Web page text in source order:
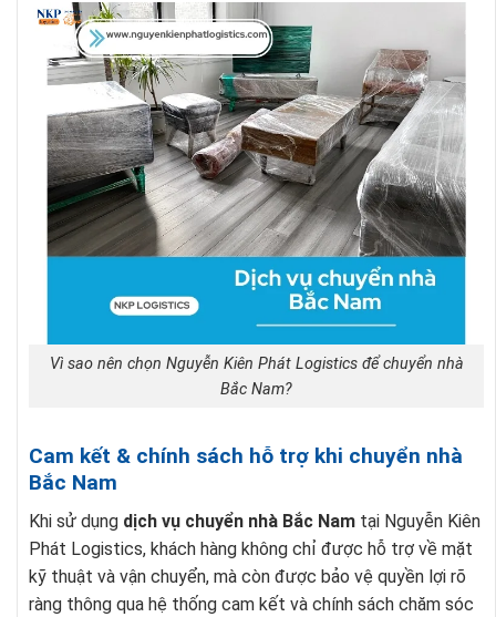
Vì sao nên chọn Nguyễn Kiên Phát Logistics để chuyển nhà
Bắc Nam?
Cam kết & chính sách hỗ trợ khi chuyển nhà
Bắc Nam
Khi sử dụng dịch vụ chuyển nhà Bắc Nam tại Nguyễn Kiên
Phát Logistics, khách hàng không chỉ được hỗ trợ về mặt
kỹ thuật và vận chuyển, mà còn được bảo vệ quyền lợi rõ
ràng thông qua hệ thống cam kết và chính sách chăm sóc